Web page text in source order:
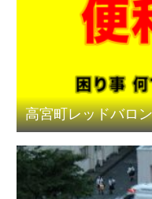
高宮町レッドバロ